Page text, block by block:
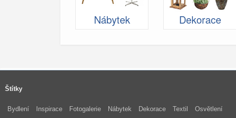
Nábytek Dekorace
Štítky
Bydlení Inspirace Fotogalerie Nábytek Dekorace Textil Osvětlení